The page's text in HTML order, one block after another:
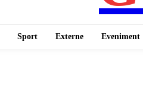
Sport Externe Eveniment